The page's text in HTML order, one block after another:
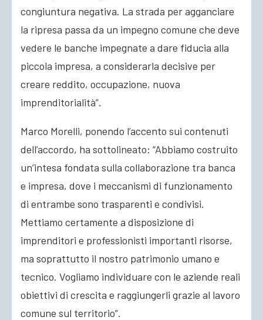
congiuntura negativa. La strada per agganciare
la ripresa passa da un impegno comune che deve
vedere le banche impegnate a dare fiducia alla
piccola impresa, a considerarla decisive per
creare reddito, occupazione, nuova
imprenditorialità”.
Marco Morelli, ponendo l’accento sui contenuti
dell’accordo, ha sottolineato: “Abbiamo costruito
un’intesa fondata sulla collaborazione tra banca
e impresa, dove i meccanismi di funzionamento
di entrambe sono trasparenti e condivisi.
Mettiamo certamente a disposizione di
imprenditori e professionisti importanti risorse,
ma soprattutto il nostro patrimonio umano e
tecnico. Vogliamo individuare con le aziende reali
obiettivi di crescita e raggiungerli grazie al lavoro
comune sul territorio”.